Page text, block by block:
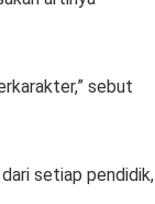
sebut
setiap pendidik,